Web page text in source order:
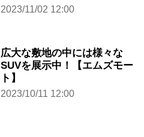
2023/11/02 12:00
広大な敷地の中には様々な
SUVを展示中！【エムズモー
ト】
2023/10/11 12:00